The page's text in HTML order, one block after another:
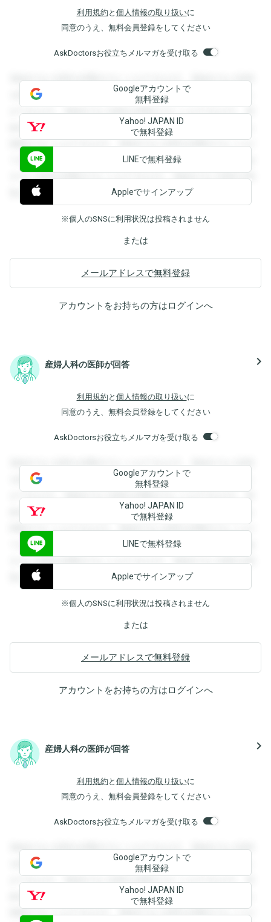
利用規約 と 個人情報の取り扱いに
同意のうえ、無料会員登録をしてください
AskDoctorsお役立ちメルマガを受け取る
登録すると回答を閲覧することができます。登録すると回答
を閲覧することができます。登録すると回答を閲覧すること
ができます。登録すると回答を閲覧することができます。登
録すると回答を閲覧することができます。登録すると回答を
閲覧することができます。登録すると回答を閲覧することが
できます。登録すると回答を閲覧することができます。登録
すると回答を閲覧することができます。登録すると回答を閲
覧することができます。
Googleアカウントで
無料登録
Yahoo! JAPAN ID
で無料登録
LINEで無料登録
Appleでサインアップ
※個人のSNSに利用状況は投稿されません
または
メールアドレスで無料登録
アカウントをお持ちの方はログインへ
産婦人科の医師が回答 navigate_next
利用規約 と 個人情報の取り扱いに
同意のうえ、無料会員登録をしてください
AskDoctorsお役立ちメルマガを受け取る
登録すると回答を閲覧することができます。登録すると回答
を閲覧することができます。登録すると回答を閲覧すること
ができます。登録すると回答を閲覧することができます。登
録すると回答を閲覧することができます。登録すると回答を
閲覧することができます。登録すると回答を閲覧することが
できます。登録すると回答を閲覧することができます。登録
すると回答を閲覧することができます。登録すると回答を閲
覧することができます。
Googleアカウントで
無料登録
Yahoo! JAPAN ID
で無料登録
LINEで無料登録
Appleでサインアップ
※個人のSNSに利用状況は投稿されません
または
メールアドレスで無料登録
アカウントをお持ちの方はログインへ
産婦人科の医師が回答 navigate_next
利用規約 と 個人情報の取り扱いに
同意のうえ、無料会員登録をしてください
AskDoctorsお役立ちメルマガを受け取る
登録すると回答を閲覧することができます。登録すると回答
を閲覧することができます。登録すると回答を閲覧すること
ができます。登録すると回答を閲覧することができます。登
録すると回答を閲覧することができます。登録すると回答を
閲覧することができます。登録すると回答を閲覧することが
Googleアカウントで
無料登録
Yahoo! JAPAN ID
で無料登録